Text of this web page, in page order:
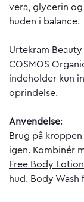
vera, glycerin
huden i balance.
Urtekram
COSMOS
indeholder kun
oprindelse.
Anvendelse:
Brug på
igen. Kombinér
Free Body Lotion
hud. Body Wash